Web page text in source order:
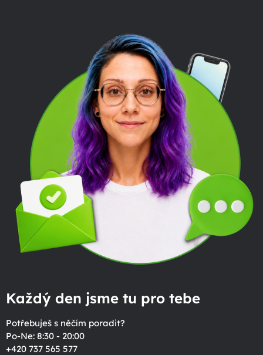
Každý den jsme tu pro tebe
Potřebuješ s něčím poradit?
Po-Ne: 8:30 - 20:00
+420 737 565 577